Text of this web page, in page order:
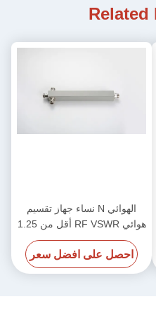
Related
الهوائي N نساء جهاز تقسيم
هوائي RF VSWR أقل من 1.25
/ أقل من 1.3 700-4000MHz
احصل على افضل سعر